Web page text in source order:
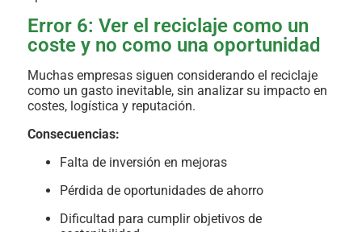
Error 6: Ver el reciclaje como un
coste y no como una oportunidad
Muchas empresas siguen considerando el reciclaje
como un gasto inevitable, sin analizar su impacto en
costes, logística y reputación.
Consecuencias:
Falta de inversión en mejoras
Pérdida de oportunidades de ahorro
Dificultad para cumplir objetivos de